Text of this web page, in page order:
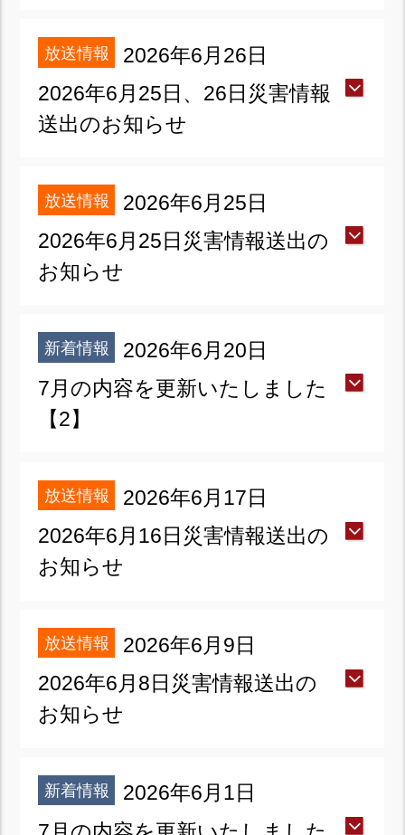
放送情報
2026年6月26日
2026年6月25日、26日災害情報
送出のお知らせ
放送情報
2026年6月25日
2026年6月25日災害情報送出の
お知らせ
新着情報
2026年6月20日
7月の内容を更新いたしました
【2】
放送情報
2026年6月17日
2026年6月16日災害情報送出の
お知らせ
放送情報
2026年6月9日
2026年6月8日災害情報送出の
お知らせ
新着情報
2026年6月1日